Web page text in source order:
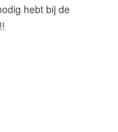
hebt bij de